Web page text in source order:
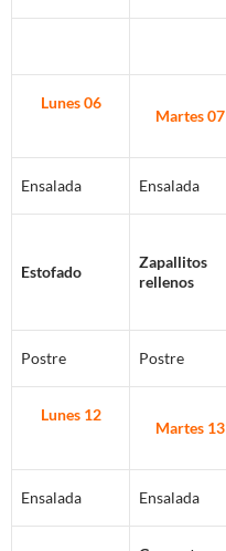
Lunes 06
Martes 07
Ensalada Ensalada
Estofado
Zapallitos
rellenos
Postre Postre
Lunes 12
Martes 13
Ensalada Ensalada